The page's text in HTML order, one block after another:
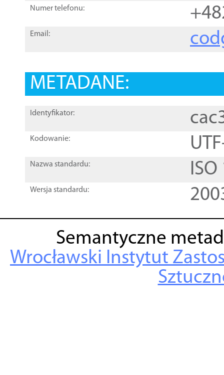
Numer telefonu:
Email:
METADANE:
Identyfikator:
Kodowanie:
Nazwa standardu:
Wersja standardu:
Semantyczne
Wrocławski Instytut